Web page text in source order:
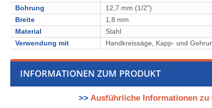
Bohrung
12,7 mm (1/2")
Breite
1,8 mm
Material
Stahl
Verwendung mit
Handkreissäge, Kapp- und
INFORMATIONEN ZUM PRODUKT
>> Ausführliche Informationen